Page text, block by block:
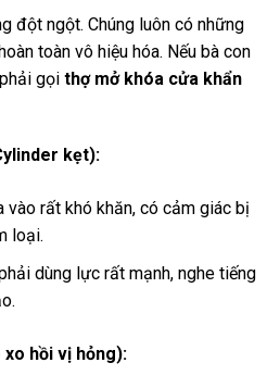
đột ngột. Chúng luôn có những
toàn vô hiệu hóa. Nếu bà con
gọi thợ mở khóa cửa khẩn
kẹt):
vào rất khó khăn, có cảm giác bị
loại.
dùng lực rất mạnh, nghe tiếng
xo hồi vị hỏng):